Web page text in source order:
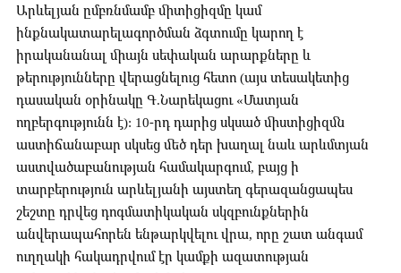
Արևելյան ըմբռնմամբ միտիցիզմը կամ
ինքնակատարելագործման ձգտումը կարող է
իրականանալ միայն սեփական արարքները և
թերությունները վերացնելուց հետո (այս տեսակետից
դասական օրինակը Գ.Նարեկացու «Մատյան
ողբերգությունն է): 10-րդ դարից սկսած միստիցիզմն
աստիճանաբար սկսեց մեծ դեր խաղալ նաև արևմտյան
աստվածաբանության համակարգում, բայց ի
տարբերություն արևելյանի այստեղ գերազանցապես
շեշտը դրվեց դոգմատիկական սկզբունքներին
անվերապահորեն ենթարկվելու վրա, որը շատ անգամ
ուղղակի հակադրվում էր կամքի ազատության